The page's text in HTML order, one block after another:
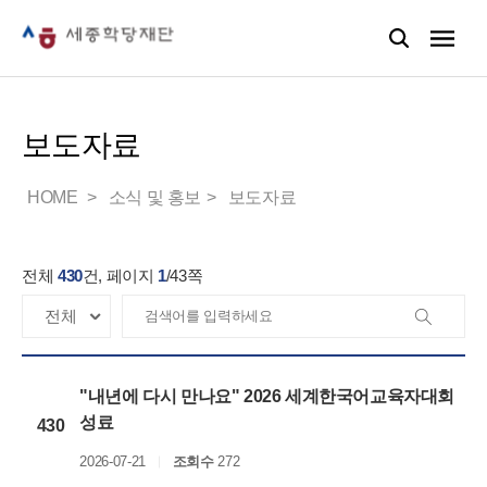
보도자료
HOME 소식 및 홍보 보도자료
전체 430건, 페이지 1/43쪽
430
"내년에 다시 만나요" 2026 세계한국어교육자대회
성료
2026-07-21 조회수272